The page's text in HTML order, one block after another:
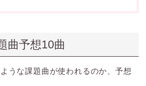
曲予想10曲
うな課題曲が使われるのか、予想